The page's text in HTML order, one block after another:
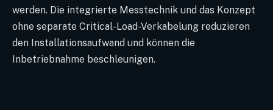
werden. Die integrierte Messtechnik und das Konzept
ohne separate Critical-Load-Verkabelung reduzieren
den Installationsaufwand und können die
Inbetriebnahme beschleunigen.